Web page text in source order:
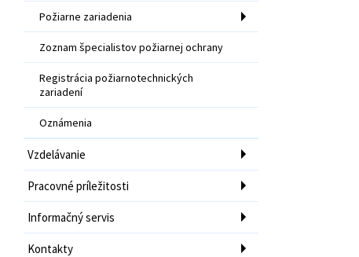
Požiarne zariadenia
Zoznam špecialistov požiarnej ochrany
Registrácia požiarnotechnických
zariadení
Oznámenia
Vzdelávanie
Pracovné príležitosti
Informačný servis
Kontakty